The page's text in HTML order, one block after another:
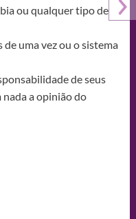
ou qualquer tipo de
uma vez ou o sistema
de seus
a opinião do